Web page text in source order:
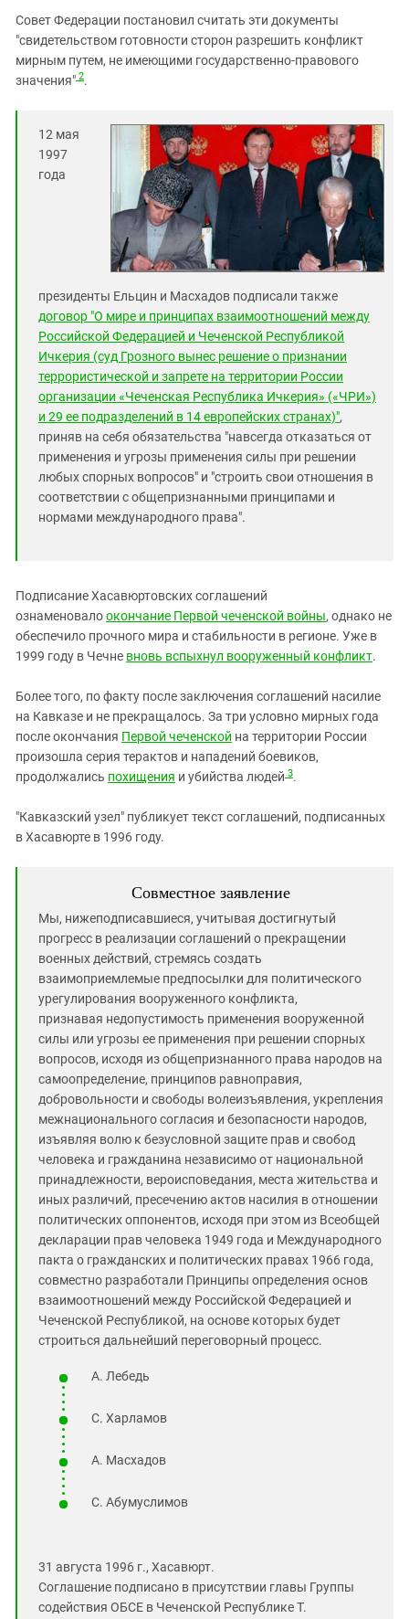
Совет Федерации постановил считать эти документы
"свидетельством готовности сторон разрешить конфликт
мирным путем, не имеющими государственно-правового
значения" 2.
12 мая
1997
года
президенты Ельцин и Масхадов подписали также
договор "О мире и принципах взаимоотношений между
Российской Федерацией и Чеченской Республикой
Ичкерия (суд Грозного вынес решение о признании
террористической и запрете на территории России
организации «Чеченская Республика Ичкерия» («ЧРИ»)
и 29 ее подразделений в 14 европейских странах)",
приняв на себя обязательства "навсегда отказаться от
применения и угрозы применения силы при решении
любых спорных вопросов" и "строить свои отношения в
соответствии с общепризнанными принципами и
нормами международного права".
Подписание Хасавюртовских соглашений
ознаменовалоокончание Первой чеченской войны, однако не
обеспечило прочного мира и стабильности в регионе. Уже в
1999 году в Чечне вновь вспыхнул вооруженный конфликт.
Более того, по факту после заключения соглашений насилие
на Кавказе и не прекращалось. За три условно мирных года
после окончания Первой чеченской на территории России
произошла серия терактов и нападений боевиков,
продолжались похищения и убийства людей 3.
"Кавказский узел" публикует текст соглашений, подписанных
в Хасавюрте в 1996 году.
Совместное заявление
Мы, нижеподписавшиеся, учитывая достигнутый
прогресс в реализации соглашений о прекращении
военных действий, стремясь создать
взаимоприемлемые предпосылки для политического
урегулирования вооруженного конфликта,
признавая недопустимость применения вооруженной
силы или угрозы ее применения при решении спорных
вопросов, исходя из общепризнанного права народов на
самоопределение, принципов равноправия,
добровольности и свободы волеизъявления, укрепления
межнационального согласия и безопасности народов,
изъявляя волю к безусловной защите прав и свобод
человека и гражданина независимо от национальной
принадлежности, вероисповедания, места жительства и
иных различий, пресечению актов насилия в отношении
политических оппонентов, исходя при этом из Всеобщей
декларации прав человека 1949 года и Международного
пакта о гражданских и политических правах 1966 года,
совместно разработали Принципы определения основ
взаимоотношений между Российской Федерацией и
Чеченской Республикой, на основе которых будет
строиться дальнейший переговорный процесс.
А. Лебедь
С. Харламов
А. Масхадов
С. Абумуслимов
31 августа 1996 г., Хасавюрт.
Соглашение подписано в присутствии главы Группы
содействия ОБСЕ в Чеченской Республике Т.